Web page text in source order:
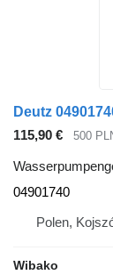
Deutz
115,90 €
500
04901740
Polen,
Wibako